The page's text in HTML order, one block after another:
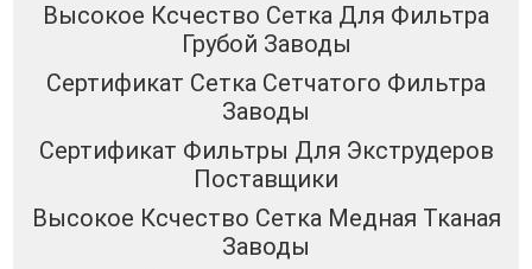
Высокое Ксчество Сетка Для Фильтра
Грубой Заводы
Сертификат Сетка Сетчатого Фильтра
Заводы
Сертификат Фильтры Для Экструдеров
Поставщики
Высокое Ксчество Сетка Медная Тканая
Заводы